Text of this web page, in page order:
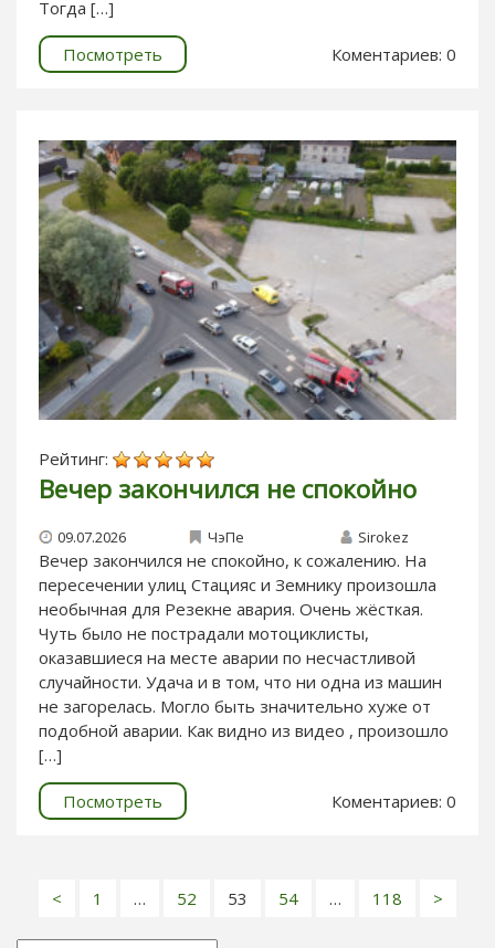
Тогда […]
Посмотреть Коментариев: 0
Рейтинг:
Вечер закончился не спокойно
09.07.2026 ЧэПе Sirokez
Вечер закончился не спокойно, к сожалению. На
пересечении улиц Стацияс и Земнику произошла
необычная для Резекне авария. Очень жёсткая.
Чуть было не пострадали мотоциклисты,
оказавшиеся на месте аварии по несчастливой
случайности. Удача и в том, что ни одна из машин
не загорелась. Могло быть значительно хуже от
подобной аварии. Как видно из видео , произошло
[…]
Посмотреть Коментариев: 0
< 1 … 52 53 54 … 118 >